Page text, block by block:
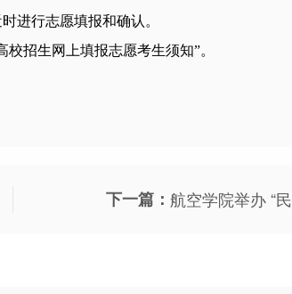
进行志愿填报和确认。
招生网上填报志愿考生须知”。
下一篇： 航空学院举办 “